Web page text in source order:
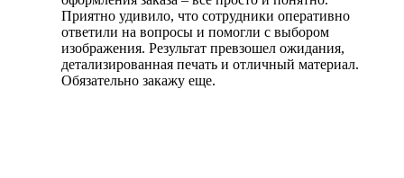
Приятно удивило, что сотрудники оперативно
ответили на вопросы и помогли с выбором
изображения. Результат превзошел ожидания,
детализированная печать и отличный материал.
Обязательно закажу еще.